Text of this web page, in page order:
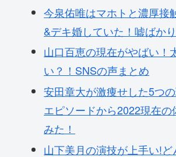
今泉佑唯はマホトと濃厚接
&デキ婚していた！嘘ばか
山口百恵の現在がやばい！
い？！SNSの声まとめ
安田章大が激痩せした5つ
エピソードから2022現在の
みた！
山下美月の演技が上手い!